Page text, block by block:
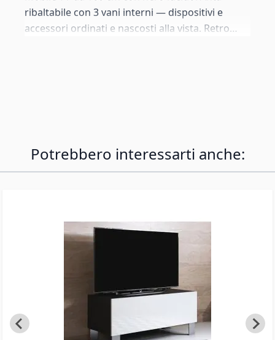
ribaltabile con 3 vani interni — dispositivi e
accessori ordinati e nascosti alla vista. Retro
Potrebbero interessarti anche: